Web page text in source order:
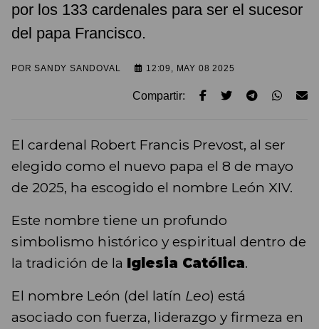
por los 133 cardenales para ser el sucesor
del papa Francisco.
PORSANDY SANDOVAL 12:09, MAY 08 2025
Compartir:
El cardenal Robert Francis Prevost, al ser
elegido como el nuevo papa el 8 de mayo
de 2025, ha escogido el nombre León XIV.
Este nombre tiene un profundo
simbolismo histórico y espiritual dentro de
la tradición de la Iglesia Católica.
El nombre León (del latín Leo) está
asociado con fuerza, liderazgo y firmeza en